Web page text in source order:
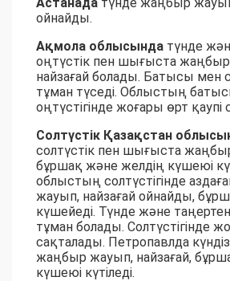
ойнайды.
Ақмола облысында түнде
оңтүстік пен шығыста
найзағай болады. Батысы мен
тұман түседі. Облыстың
оңтүстігінде жоғары өрт қаупі
Солтүстік Қазақстан
солтүстік пен шығыста
бұршақ және желдің күшеюі
облыстың солтүстігінде
жауып, найзағай ойнайды,
күшейеді. Түнде және
тұман болады. Солтүстігінде
сақталады. Петропавлда
жаңбыр жауып, найзағай,
күшеюі күтіледі.